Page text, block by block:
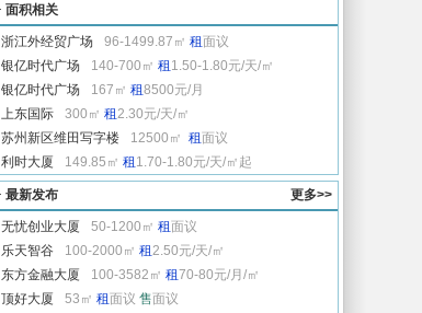
面积相关
浙江外经贸广场 96-1499.87㎡ 租面议
银亿时代广场
140-700㎡ 租 1.50-1.80元/天/㎡
银亿时代广场
167㎡ 租8500元/月
上东国际
300㎡ 租2.30元/天/㎡
苏州新区维田写字楼
12500㎡ 租面议
利时大厦
149.85㎡ 租 1.70-1.80元/天/㎡起
更多>>
最新发布
无忧创业大厦 50-1200㎡ 租面议
乐天智谷
100-2000㎡ 租2.50元/天/㎡
东方金融大厦
100-3582㎡ 租70-80元/月/㎡
顶好大厦
53㎡ 租面议 售面议